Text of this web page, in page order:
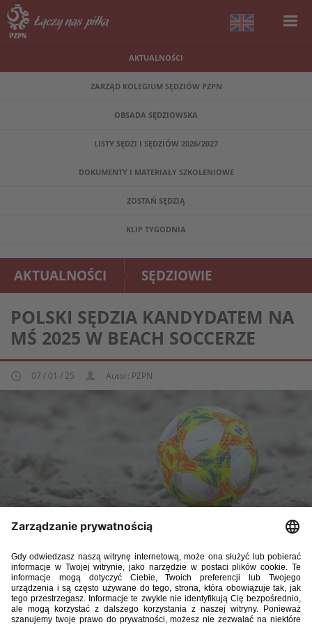
AKTUALNOŚCI
ZARZĄD KOLEGIUM SĘDZIÓW PZPN
OBSADA SĘDZIOWSKA
LISTY SĘDZI I SĘDZIÓW 2026/2027
DOKUMENTY I MATERIAŁY SZKOLENIOWE
ZOSTAŃ SĘDZIĄ
KLIP TYGODNIA
AKTUALNOŚCI SĘDZIOWIE
POLSKI SĘDZIA KANDYDATEM NA
MŚ 2025 W BEACH SOCCERZE
07 / 01 / 25 Autor: PZPN
Łukasz Ostrowski jest w gronie 52 sędziów piłki plażowej,
którzy mają szansę pojechać na mistrzostwa świata. Turniej
odbędzie się w dniach 1-11 maja na Seszelach. Ostatecznie